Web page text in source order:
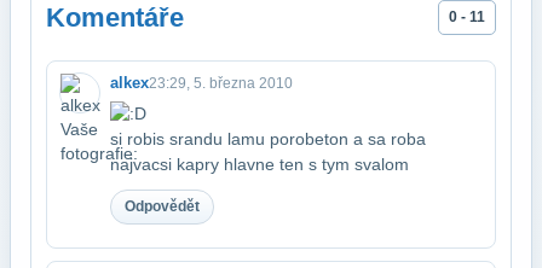
Komentáře 0 - 11
alkex23:29, 5. března 2010
si robis srandu lamu porobeton a sa roba
najvacsi kapry hlavne ten s tym svalom
Odpovědět